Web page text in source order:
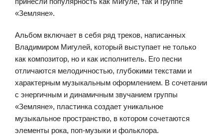
«Земляне».
Альбом включает в себя ряд треков, написанных
Владимиром Мигулей, который выступает не только
как композитор, но и как исполнитель. Его песни
отличаются мелодичностью, глубокими текстами и
характерным музыкальным оформлением. В сочетании
с энергичным и динамичным звучанием группы
«Земляне», пластинка создает уникальное
музыкальное пространство, в котором сочетаются
элементы рока, поп-музыки и фольклора.